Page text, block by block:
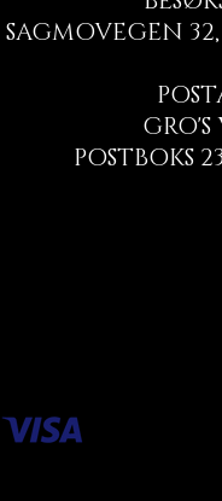
SAGMOVEGEN
GRO'S
POSTBOKS